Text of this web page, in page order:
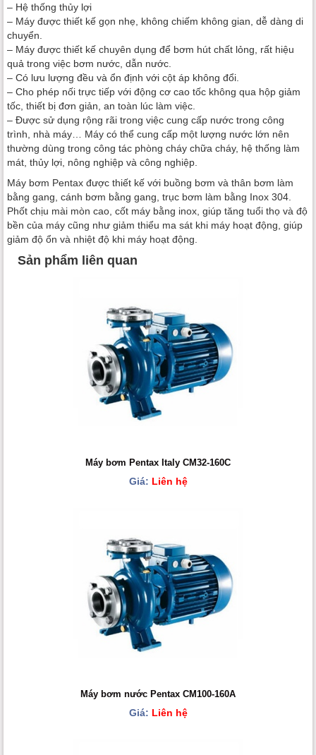
– Hệ thống thủy lợi
– Máy được thiết kế gọn nhẹ, không chiếm không gian, dễ dàng di
chuyển.
– Máy được thiết kế chuyên dụng để bơm hút chất lỏng, rất hiệu
quả trong việc bơm nước, dẫn nước.
– Có lưu lượng đều và ổn định với cột áp không đổi.
– Cho phép nối trực tiếp với động cơ cao tốc không qua hộp giảm
tốc, thiết bị đơn giản, an toàn lúc làm việc.
– Được sử dụng rộng rãi trong việc cung cấp nước trong công
trình, nhà máy… Máy có thể cung cấp một lượng nước lớn nên
thường dùng trong công tác phòng cháy chữa cháy, hệ thống làm
mát, thủy lợi, nông nghiệp và công nghiệp.
Máy bơm Pentax được thiết kế với buồng bơm và thân bơm làm
bằng gang, cánh bơm bằng gang, trục bơm làm bằng Inox 304.
Phốt chịu mài mòn cao, cốt máy bằng inox, giúp tăng tuổi thọ và độ
bền của máy cũng như giảm thiểu ma sát khi máy hoạt động, giúp
giảm độ ổn và nhiệt độ khi máy hoạt động.
Sản phẩm liên quan
Máy bơm Pentax Italy CM32-160C
Giá: Liên hệ
Máy bơm nước Pentax CM100-160A
Giá: Liên hệ